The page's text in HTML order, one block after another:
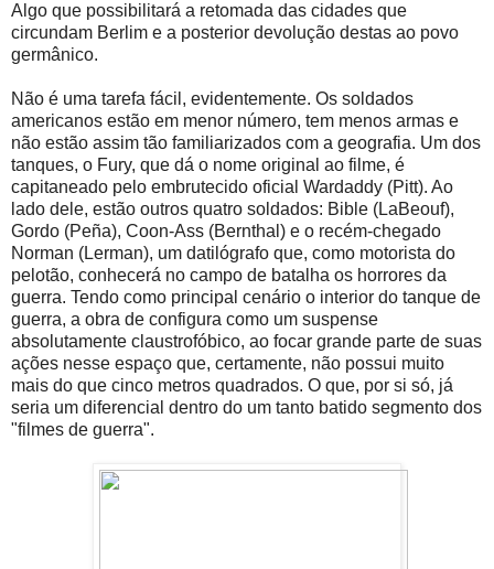
Algo que possibilitará a retomada das cidades que
circundam Berlim e a posterior devolução destas ao povo
germânico.
Não é uma tarefa fácil, evidentemente. Os soldados
americanos estão em menor número, tem menos armas e
não estão assim tão familiarizados com a geografia. Um dos
tanques, o Fury, que dá o nome original ao filme, é
capitaneado pelo embrutecido oficial Wardaddy (Pitt). Ao
lado dele, estão outros quatro soldados: Bible (LaBeouf),
Gordo (Peña), Coon-Ass (Bernthal) e o recém-chegado
Norman (Lerman), um datilógrafo que, como motorista do
pelotão, conhecerá no campo de batalha os horrores da
guerra. Tendo como principal cenário o interior do tanque de
guerra, a obra de configura como um suspense
absolutamente claustrofóbico, ao focar grande parte de suas
ações nesse espaço que, certamente, não possui muito
mais do que cinco metros quadrados. O que, por si só, já
seria um diferencial dentro do um tanto batido segmento dos
"filmes de guerra".